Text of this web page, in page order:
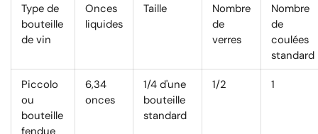
Type de
bouteille
de vin
Onces
liquides
Taille
Nombre
de
verres
Nombre
de
coulées
standard
Piccolo
ou
bouteille
fendue
6,34
onces
1/4 d'une
bouteille
standard
1/2 1